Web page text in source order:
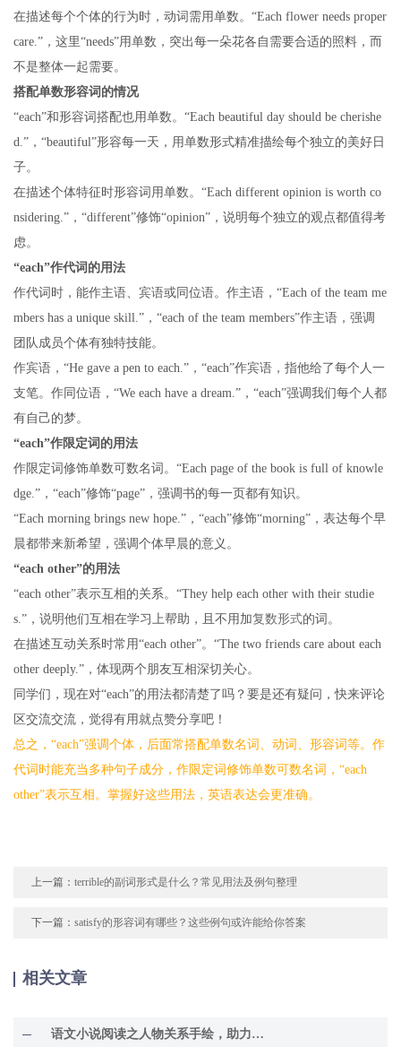
在描述每个个体的行为时，动词需用单数。“Each flower needs proper
care.”，这里“needs”用单数，突出每一朵花各自需要合适的照料，而
不是整体一起需要。
搭配单数形容词的情况
“each”和形容词搭配也用单数。“Each beautiful day should be cherishe
d.”，“beautiful”形容每一天，用单数形式精准描绘每个独立的美好日
子。
在描述个体特征时形容词用单数。“Each different opinion is worth co
nsidering.”，“different”修饰“opinion”，说明每个独立的观点都值得考
虑。
“each”作代词的用法
作代词时，能作主语、宾语或同位语。作主语，“Each of the team me
mbers has a unique skill.”，“each of the team members”作主语，强调
团队成员个体有独特技能。
作宾语，“He gave a pen to each.”，“each”作宾语，指他给了每个人一
支笔。作同位语，“We each have a dream.”，“each”强调我们每个人都
有自己的梦。
“each”作限定词的用法
作限定词修饰单数可数名词。“Each page of the book is full of knowle
dge.”，“each”修饰“page”，强调书的每一页都有知识。
“Each morning brings new hope.”，“each”修饰“morning”，表达每个早
晨都带来新希望，强调个体早晨的意义。
“each other”的用法
“each other”表示互相的关系。“They help each other with their studie
s.”，说明他们互相在学习上帮助，且不用加复数形式的词。
在描述互动关系时常用“each other”。“The two friends care about each
other deeply.”，体现两个朋友互相深切关心。
同学们，现在对“each”的用法都清楚了吗？要是还有疑问，快来评论
区交流交流，觉得有用就点赞分享吧！
总之，“each”强调个体，后面常搭配单数名词、动词、形容词等。作
代词时能充当多种句子成分，作限定词修饰单数可数名词，“each
other”表示互相。掌握好这些用法，英语表达会更准确。
上一篇：terrible的副词形式是什么？常见用法及例句整理
下一篇：satisfy的形容词有哪些？这些例句或许能给你答案
相关文章
语文小说阅读之人物关系手绘，助力理解故事精髓